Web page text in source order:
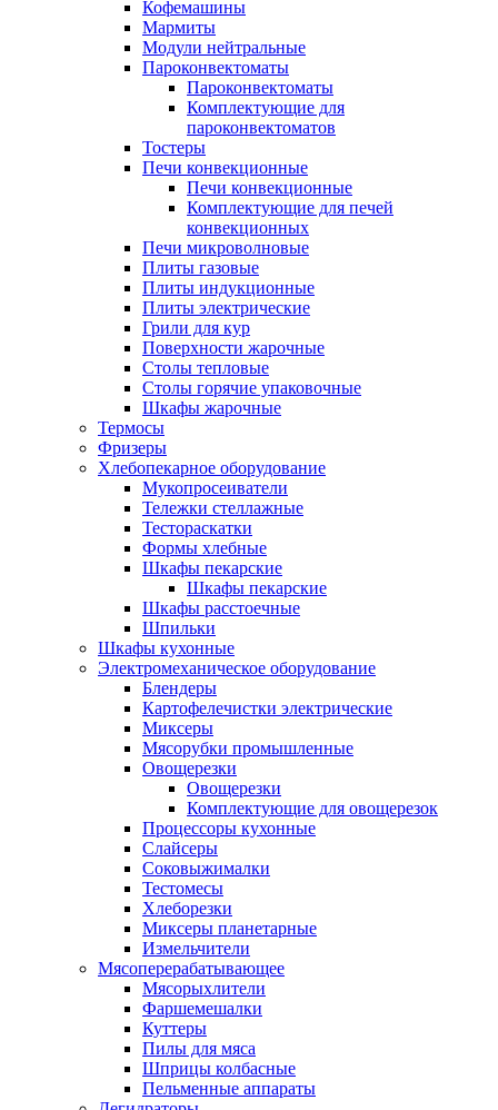
Кофемашины
Мармиты
Модули нейтральные
Пароконвектоматы
Пароконвектоматы
Комплектующие для
пароконвектоматов
Тостеры
Печи конвекционные
Печи конвекционные
Комплектующие для печей
конвекционных
Печи микроволновые
Плиты газовые
Плиты индукционные
Плиты электрические
Грили для кур
Поверхности жарочные
Столы тепловые
Столы горячие упаковочные
Шкафы жарочные
Термосы
Фризеры
Хлебопекарное оборудование
Мукопросеиватели
Тележки стеллажные
Тестораскатки
Формы хлебные
Шкафы пекарские
Шкафы пекарские
Шкафы расстоечные
Шпильки
Шкафы кухонные
Электромеханическое оборудование
Блендеры
Картофелечистки электрические
Миксеры
Мясорубки промышленные
Овощерезки
Овощерезки
Комплектующие для овощерезок
Процессоры кухонные
Слайсеры
Соковыжималки
Тестомесы
Хлеборезки
Миксеры планетарные
Измельчители
Мясоперерабатывающее
Мясорыхлители
Фаршемешалки
Куттеры
Пилы для мяса
Шприцы колбасные
Пельменные аппараты